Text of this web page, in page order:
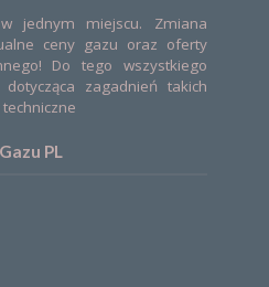
jednym miejscu. Zmiana
ceny gazu oraz oferty
Do tego wszystkiego
dotycząca zagadnień takich
techniczne
PL